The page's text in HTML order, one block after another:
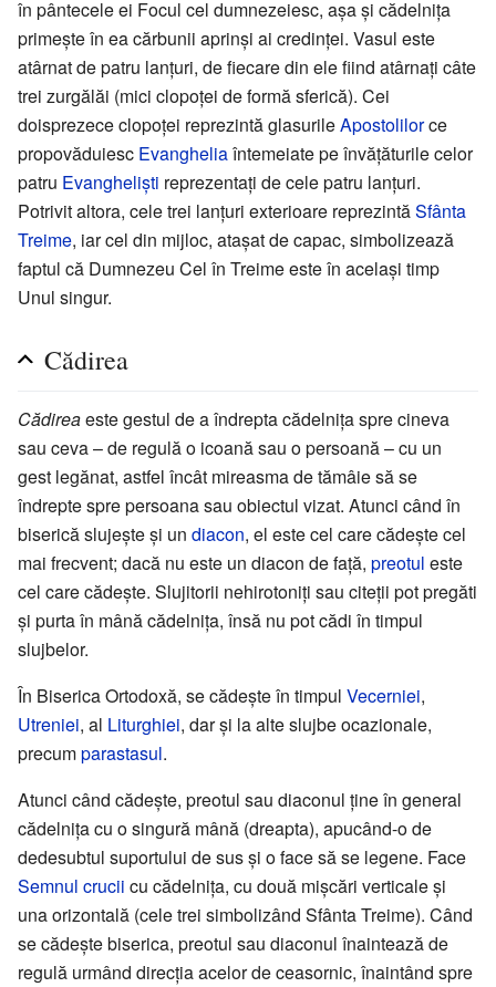
în pântecele ei Focul cel dumnezeiesc, așa și cădelnița
primește în ea cărbunii aprinși ai credinței. Vasul este
atârnat de patru lanțuri, de fiecare din ele fiind atârnați câte
trei zurgălăi (mici clopoței de formă sferică). Cei
doisprezece clopoței reprezintă glasurileApostolilorce
propovăduiesc Evangheliaîntemeiate pe învățăturile celor
patru Evangheliști reprezentați de cele patru lanțuri.
Potrivit altora, cele trei lanțuri exterioare reprezintăSfânta
Treime, iar cel din mijloc, atașat de capac, simbolizează
faptul că Dumnezeu Cel în Treime este în același timp
Unul singur.
Cădirea
Cădireaeste gestul de a îndrepta cădelnița spre cineva
sau ceva – de regulă o icoană sau o persoană – cu un
gest legănat, astfel încât mireasma de tămâie să se
îndrepte spre persoana sau obiectul vizat. Atunci când în
biserică slujește și un diacon, el este cel care cădește cel
mai frecvent; dacă nu este un diacon de față, preotul este
cel care cădește. Slujitorii nehirotoniți sau citeții pot pregăti
și purta în mână cădelnița, însă nu pot cădi în timpul
slujbelor.
În Biserica Ortodoxă, se cădește în timpul Vecerniei,
Utreniei, al Liturghiei, dar și la alte slujbe ocazionale,
precumparastasul.
Atunci când cădește, preotul sau diaconul ține în general
cădelnița cu o singură mână (dreapta), apucând-o de
dedesubtul suportului de sus și o face să se legene. Face
Semnul crucii cu cădelnița, cu două mișcări verticale și
una orizontală (cele trei simbolizând Sfânta Treime). Când
se cădește biserica, preotul sau diaconul înaintează de
regulă urmând direcția acelor de ceasornic, înaintând spre